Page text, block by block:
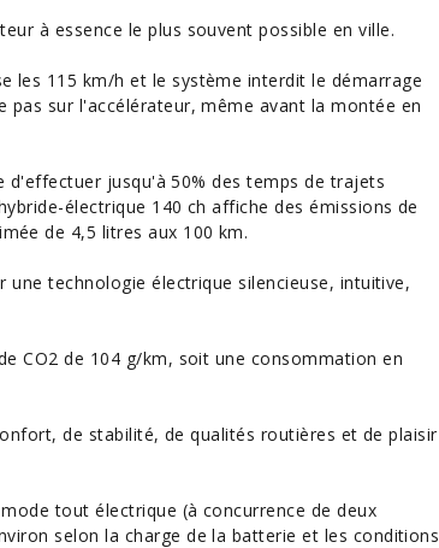
à essence le plus souvent possible en ville.
les 115 km/h et le système interdit le démarrage
sur l'accélérateur, même avant la montée en
d'effectuer jusqu'à 50% des temps de trajets
électrique 140 ch affiche des émissions de
de 4,5 litres aux 100 km.
technologie électrique silencieuse, intuitive,
CO2 de 104 g/km, soit une consommation en
de stabilité, de qualités routières et de plaisir
tout électrique (à concurrence de deux
selon la charge de la batterie et les conditions